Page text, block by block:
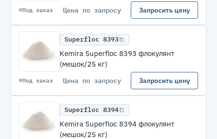
Под заказ Цена по запросу Запросить цену
Superfloc 8393
Kemira Superfloc 8393 флокулянт
(мешок/25 кг)
Под заказ Цена по запросу Запросить цену
Superfloc 8394
Kemira Superfloc 8394 флокулянт
(мешок/25 кг)